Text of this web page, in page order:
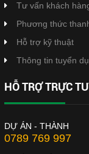
Tư vấn khách
Phương thức
Hỗ trợ kỹ thuật
Thông tin tuyển
HỖ TRỢ TRỰC
DỰ ÁN - THÀNH
0789 769 997